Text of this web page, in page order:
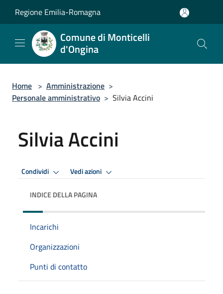
Regione Emilia-Romagna
Comune di Monticelli
d'Ongina
Home > Amministrazione >
Personale amministrativo > Silvia Accini
Silvia Accini
Condividi Vedi azioni
INDICE DELLA PAGINA
Incarichi
Organizzazioni
Punti di contatto